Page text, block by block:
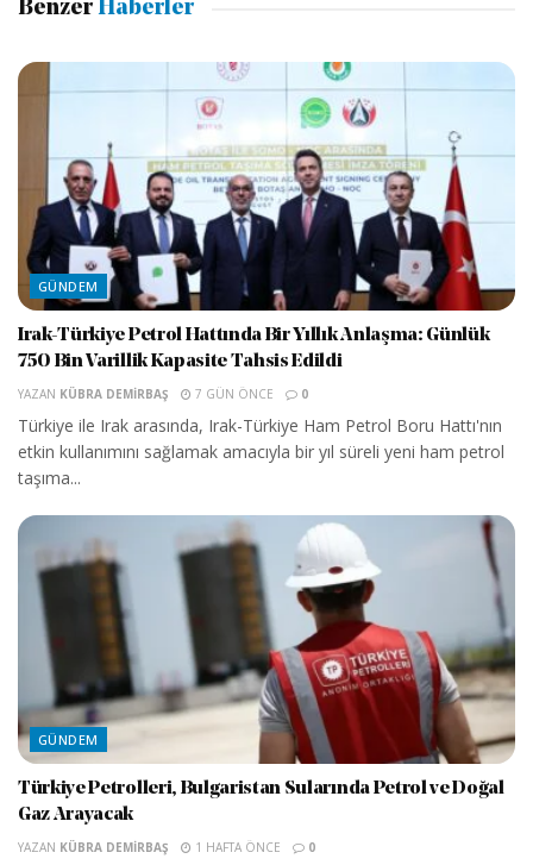
Benzer Haberler
GÜNDEM
Irak-Türkiye Petrol Hattında Bir Yıllık Anlaşma: Günlük
750 Bin Varillik Kapasite Tahsis Edildi
YAZAN KÜBRA DEMIRBAŞ 7 GÜN ÖNCE 0
Türkiye ile Irak arasında, Irak-Türkiye Ham Petrol Boru Hattı'nın
etkin kullanımını sağlamak amacıyla bir yıl süreli yeni ham petrol
taşıma...
GÜNDEM
Türkiye Petrolleri, Bulgaristan Sularında Petrol ve Doğal
Gaz Arayacak
YAZAN KÜBRA DEMIRBAŞ 1 HAFTA ÖNCE 0